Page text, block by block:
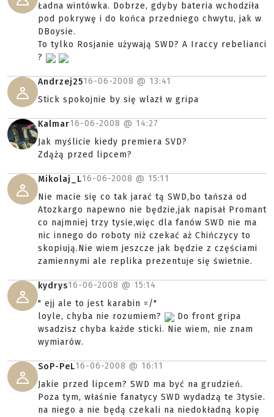
Ładna wintówka. Dobrze, gdyby bateria wchodziła
pod pokrywę i do końca przedniego chwytu, jak w
DBoysie.
To tylko Rosjanie używają SWD? A Iraccy rebelianci
?
Andrzej2516-06-2008 @ 13:41
Stick spokojnie by się wlazł w gripa
Kalmar16-06-2008 @ 14:27
Jak myślicie kiedy premiera SVD?
Zdążą przed lipcem?
Mikolaj_L16-06-2008 @ 15:11
Nie macie się co tak jarać tą SWD,bo tańsza od
Atozkargo napewno nie będzie,jak napisał Promant
co najmniej trzy tysie,więc dla fanów SWD nie ma
nic innego do roboty niż czekać aż Chińczycy to
skopiują.Nie wiem jeszcze jak będzie z częściami
zamiennymi ale replika prezentuje się świetnie.
kydrys16-06-2008 @ 15:14
" ejj ale to jest karabin =/"
loyle, chyba nie rozumiem?
Do front gripa
wsadzisz chyba każde sticki. Nie wiem, nie znam
wymiarów.
SoP-PeL16-06-2008 @ 16:11
Jakie przed lipcem? SWD ma być na grudzień.
Poza tym, właśnie fanatycy SWD wydadzą te 3tysie.
na niego a nie będą czekali na niedokładną kopię